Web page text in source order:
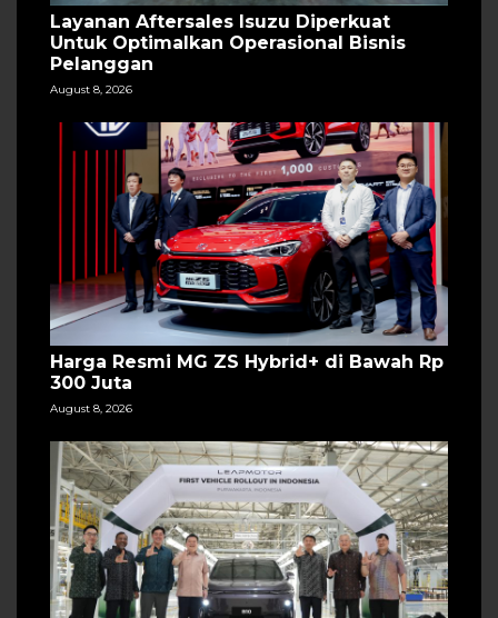
Layanan Aftersales Isuzu Diperkuat
Untuk Optimalkan Operasional Bisnis
Pelanggan
August 8, 2026
Harga Resmi MG ZS Hybrid+ di Bawah Rp
300 Juta
August 8, 2026